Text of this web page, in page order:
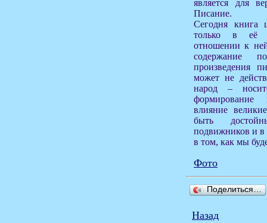
является для
Писание.
Сегодня книга
только в её
отношении к
содержание
произведения
может не
народ –
формирование
влияние
быть
подвижников и
в том, как мы
Фото
Поделиться…
Назад